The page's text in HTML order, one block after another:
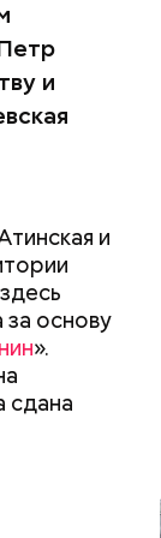
и
и
основу
».
сдана